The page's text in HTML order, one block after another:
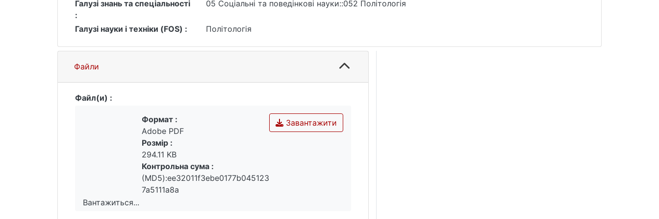
Галузі знань та спеціальності
:
05 Соціальні та поведінкові науки::052 Політологія
Галузі науки і техніки (FOS) : Політологія
Файли
Файл(и) :
Вантажиться...
Завантажити
Формат :
Adobe PDF
Розмір :
294.11 KB
Контрольна сума :
(MD5):ee32011f3ebe0177b045123
7a5111a8a